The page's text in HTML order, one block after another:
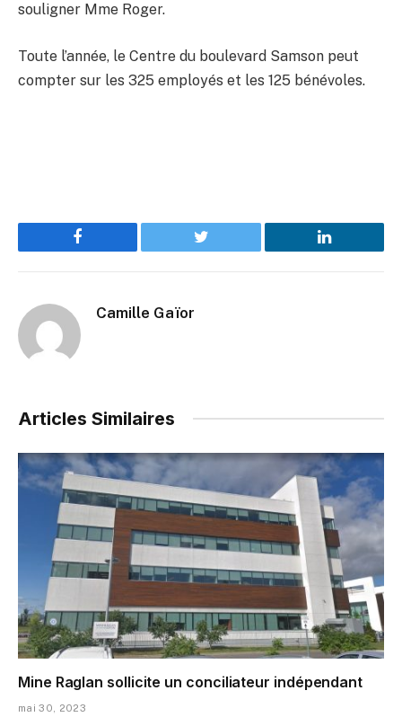
souligner Mme Roger.
Toute l’année, le Centre du boulevard Samson peut
compter sur les 325 employés et les 125 bénévoles.
Facebook Twitter LinkedIn
Camille Gaïor
Articles Similaires
Mine Raglan sollicite un conciliateur indépendant
mai 30, 2023